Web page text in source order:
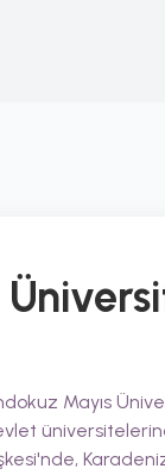
Mayıs
Karadeniz